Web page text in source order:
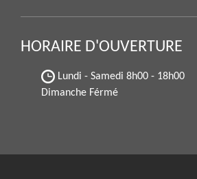
HORAIRE D'OUVERTURE
Lundi - Samedi 8h00 - 18h00
Dimanche Férmé